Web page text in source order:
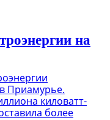
на
Приамурье.
киловатт-
более